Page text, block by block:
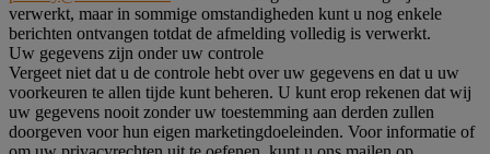
verwerkt, maar in sommige omstandigheden kunt u nog enkele
berichten ontvangen totdat de afmelding volledig is verwerkt.
Uw gegevens zijn onder uw controle
Vergeet niet dat u de controle hebt over uw gegevens en dat u uw
voorkeuren te allen tijde kunt beheren. U kunt erop rekenen dat wij
uw gegevens nooit zonder uw toestemming aan derden zullen
doorgeven voor hun eigen marketingdoeleinden. Voor informatie of